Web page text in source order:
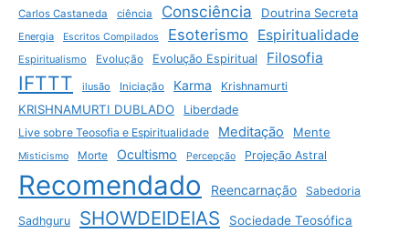
Carlos Castaneda ciência Consciência Doutrina Secreta
Energia Escritos Compilados Esoterismo Espiritualidade
Espiritualismo Evolução Evolução Espiritual Filosofia
IFTTT ilusão Iniciação Karma Krishnamurti
KRISHNAMURTI DUBLADO
Liberdade
Live sobre Teosofia e Espiritualidade
Meditação Mente
Misticismo Morte Ocultismo Percepção Projeção Astral
Recomendado Reencarnação Sabedoria
Sadhguru SHOWDEIDEIAS Sociedade Teosófica